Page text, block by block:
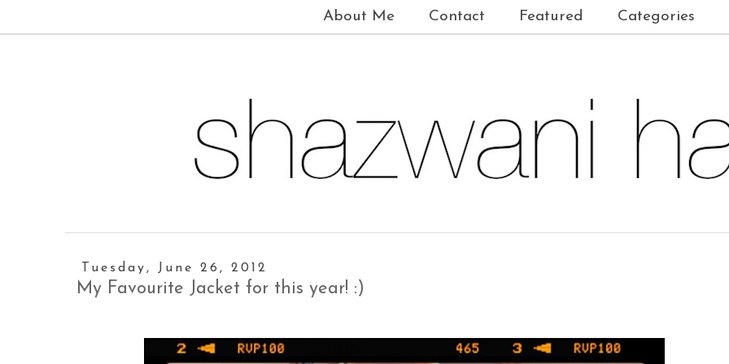
About Me Contact Featured Categories
Tuesday, June 26, 2012
My Favourite Jacket for this year! :)